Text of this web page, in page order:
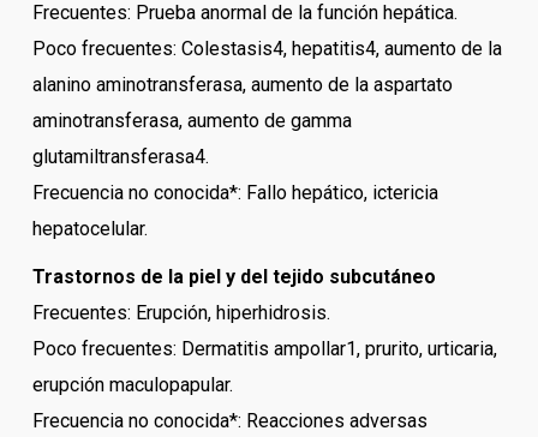
Frecuentes: Prueba anormal de la función hepática.
Poco frecuentes: Colestasis4, hepatitis4, aumento de la
alanino aminotransferasa, aumento de la aspartato
aminotransferasa, aumento de gamma
glutamiltransferasa4.
Frecuencia no conocida*: Fallo hepático, ictericia
hepatocelular.
Trastornos de la piel y del tejido subcutáneo
Frecuentes: Erupción, hiperhidrosis.
Poco frecuentes: Dermatitis ampollar1, prurito, urticaria,
erupción maculopapular.
Frecuencia no conocida*: Reacciones adversas